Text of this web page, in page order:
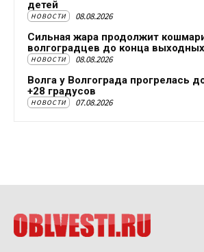
детей
НОВОСТИ 08.08.2026
Сильная жара продолжит
волгоградцев до конца выходных
НОВОСТИ 08.08.2026
Волга у Волгограда прогрелась
+28 градусов
НОВОСТИ 07.08.2026